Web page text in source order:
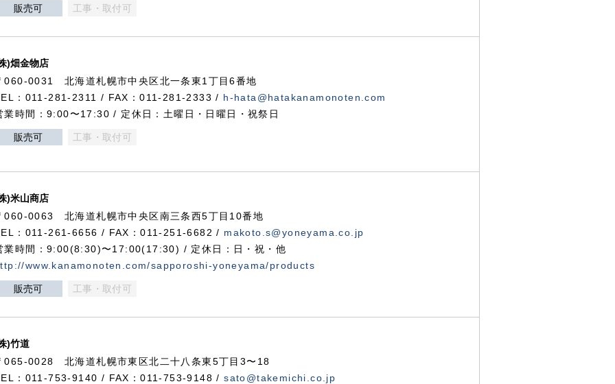
販売可 工事・取付可
)畑金物店
060-0031 北海道札幌市中央区北一条東1丁目6番地
：011-281-2311 / FAX：011-281-2333 / h-hata@hatakanamonoten.com
業時間：9:00〜17:30 / 定休日：土曜日・日曜日・祝祭日
販売可 工事・取付可
)米山商店
060-0063 北海道札幌市中央区南三条西5丁目10番地
：011-261-6656 / FAX：011-251-6682 / makoto.s@yoneyama.co.jp
業時間：9:00(8:30)〜17:00(17:30) / 定休日：日・祝・他
www.kanamonoten.com/sapporoshi-yoneyama/products
販売可 工事・取付可
)竹道
065-0028 北海道札幌市東区北二十八条東5丁目3〜18
：011-753-9140 / FAX：011-753-9148 /sato@takemichi.co.jp